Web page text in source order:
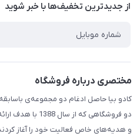
راهنما
از جدید‌ترین تخفیف‌ها با‌ خبر شوید
مختصری درباره فروشگاه
کادو بیا حاصل ادغام دو مجموعه‌ی
دو فروشگاهی که
و هدیه‌های خاص فعالیت خود را آغاز